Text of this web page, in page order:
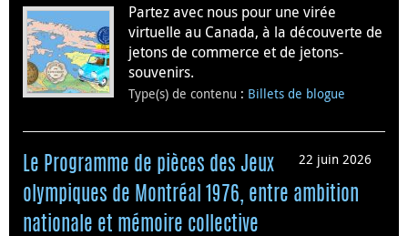
Partez avec nous pour une virée
virtuelle au Canada, à la découverte de
jetons de commerce et de jetons-
souvenirs.
Type(s) de contenu : Billets de blogue
22 juin 2026
Le Programme de pièces des Jeux
olympiques de Montréal 1976, entre ambition
nationale et mémoire collective